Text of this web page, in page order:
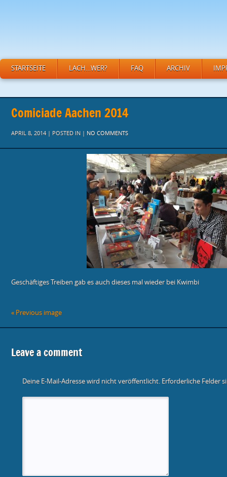
STARTSEITE LACH…WER? FAQ ARCHIV
Comiciade Aachen 2014
APRIL 8, 2014 | POSTED IN | NO COMMENTS
Geschäftiges Treiben gab es auch dieses mal wieder bei Kwimbi
« Previous image
Leave a comment
Deine E-Mail-Adresse wird nicht veröffentlicht. Erforderliche Felder